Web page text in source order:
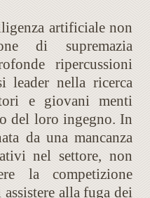
artificiale non
di supremazia
ripercussioni
leader nella ricerca
e giovani menti
del loro ingegno. In
da una mancanza
nel settore, non
la competizione
alla fuga dei